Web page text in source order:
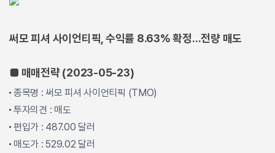
써모 피셔 사이언티픽, 수익률 8.63% 확정...전량 매도
■ 매매전략 (2023-05-23)
종목명 : 써모 피셔 사이언티픽 (TMO)
투자의견 : 매도
편입가 : 487.00 달러
매도가 : 529.02 달러